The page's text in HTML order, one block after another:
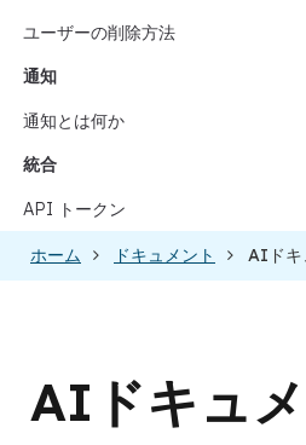
ユーザーの削除方法
通知
通知とは何か
統合
API トークン
ホーム ドキュメント AIドキ
AIドキュ